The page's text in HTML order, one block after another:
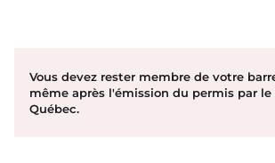
Vous devez rester membre de votre
même après l'émission du permis par le
Québec.